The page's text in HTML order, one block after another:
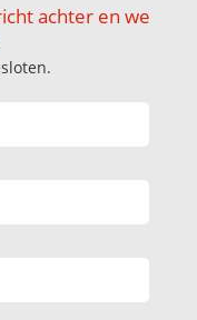
achter en we